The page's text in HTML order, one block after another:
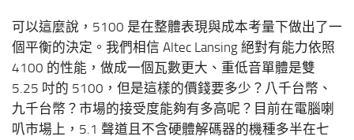
可以這麼說，5100 是在整體表現與成本考量下做出了一
個平衡的決定。我們相信 Altec Lansing 絕對有能力依照
4100 的性能，做成一個瓦數更大、重低音單體是雙
5.25 吋的 5100，但是這樣的價錢要多少？八千台幣、
九千台幣？市場的接受度能夠有多高呢？目前在電腦喇
叭市場上，5.1 聲道且不含硬體解碼器的機種多半在七